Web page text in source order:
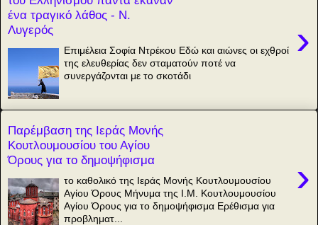
ένα τραγικό λάθος - Ν.
Λυγερός
›
Επιμέλεια Σοφία Ντρέκου Εδώ και αιώνες οι εχθροί
της ελευθερίας δεν σταματούν ποτέ να
συνεργάζονται με το σκοτάδι
Παρέμβαση της Ιεράς Μονής
Κουτλουμουσίου του Αγίου
Όρους για το δημοψήφισμα
›
το καθολικό της Ιεράς Μονής Κουτλουμουσίου
Αγίου Όρους Μήνυμα της Ι.Μ. Κουτλουμουσίου
Αγίου Όρους για το δημοψήφισμα Ερέθισμα για
προβληματ...